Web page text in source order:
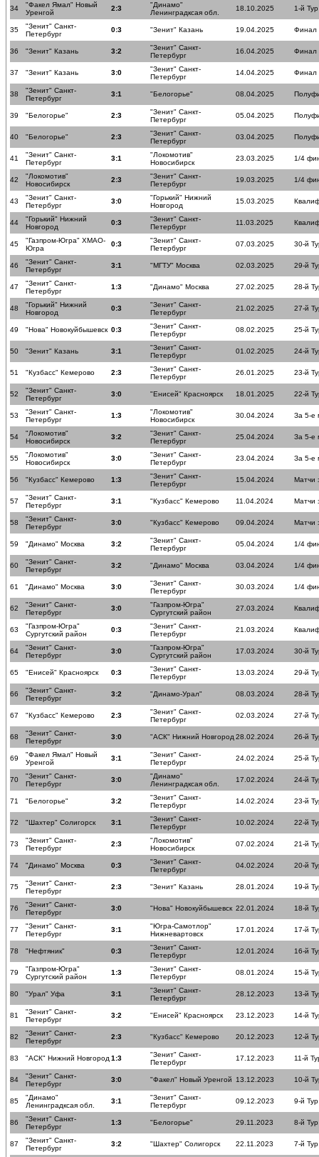
34
"Факел Ямал" Новый
Уренгой
2:3
"Динамо"
Ленинградксая обл.
18.10.2025 1-й Тур
35
"Зенит" Санкт-
Петербург
0:3 "Зенит" Казань 19.04.2025 Финал
36 "Зенит" Казань 3:2
"Зенит" Санкт-
Петербург
16.04.2025 Финал
37 "Зенит" Казань 3:0
"Зенит" Санкт-
Петербург
14.04.2025 Финал
38
"Зенит" Санкт-
Петербург
3:1 "Белогорье" 08.04.2025
39 "Белогорье" 2:3
"Зенит" Санкт-
Петербург
05.04.2025
40 "Белогорье" 2:3
"Зенит" Санкт-
Петербург
03.04.2025
41
"Зенит" Санкт-
Петербург
3:1
"Локомотив"
Новосибирск
23.03.2025 1/4
42
"Локомотив"
Новосибирск
2:3
"Зенит" Санкт-
Петербург
19.03.2025 1/4
43
"Зенит" Санкт-
Петербург
3:0
"Горький" Нижний
Новгород
15.03.2025
44
"Горький" Нижний
Новгород
0:3
"Зенит" Санкт-
Петербург
11.03.2025
45
"Газпром-Югра" ХМАО-
Югра
0:3
"Зенит" Санкт-
Петербург
07.03.2025 30-й
46
"Зенит" Санкт-
Петербург
3:1 "МГТУ" Москва 02.03.2025 29-й
47
"Зенит" Санкт-
Петербург
1:3 "Динамо" Москва 27.02.2025 28-й
48
"Горький" Нижний
Новгород
0:3
"Зенит" Санкт-
Петербург
21.02.2025 27-й
49 "Нова" Новокуйбышевск 0:3
"Зенит" Санкт-
Петербург
08.02.2025 25-й
50 "Зенит" Казань 3:1
"Зенит" Санкт-
Петербург
01.02.2025 24-й
51 "Кузбасс" Кемерово 2:3
"Зенит" Санкт-
Петербург
26.01.2025 23-й
52
"Зенит" Санкт-
Петербург
3:0 "Енисей" Красноярск 18.01.2025 22-й
53
"Зенит" Санкт-
Петербург
1:3
"Локомотив"
Новосибирск
30.04.2024 За 5-е
54
"Локомотив"
Новосибирск
3:2
"Зенит" Санкт-
Петербург
25.04.2024 За 5-е
55
"Локомотив"
Новосибирск
3:0
"Зенит" Санкт-
Петербург
23.04.2024 За 5-е
56 "Кузбасс" Кемерово 1:3
"Зенит" Санкт-
Петербург
15.04.2024 Матчи
57
"Зенит" Санкт-
Петербург
3:1 "Кузбасс" Кемерово 11.04.2024 Матчи
58
"Зенит" Санкт-
Петербург
3:0 "Кузбасс" Кемерово 09.04.2024 Матчи
59 "Динамо" Москва 3:2
"Зенит" Санкт-
Петербург
05.04.2024 1/4
60
"Зенит" Санкт-
Петербург
3:2 "Динамо" Москва 03.04.2024 1/4
61 "Динамо" Москва 3:0
"Зенит" Санкт-
Петербург
30.03.2024 1/4
62
"Зенит" Санкт-
Петербург
3:0
"Газпром-Югра"
Сургутский район
27.03.2024
63
"Газпром-Югра"
Сургутский район
0:3
"Зенит" Санкт-
Петербург
21.03.2024
64
"Зенит" Санкт-
Петербург
3:0
"Газпром-Югра"
Сургутский район
17.03.2024 30-й
65 "Енисей" Красноярск 0:3
"Зенит" Санкт-
Петербург
13.03.2024 29-й
66
"Зенит" Санкт-
Петербург
3:2 "Динамо-Урал" 08.03.2024 28-й
67 "Кузбасс" Кемерово 2:3
"Зенит" Санкт-
Петербург
02.03.2024 27-й
68
"Зенит" Санкт-
Петербург
3:0 "АСК" Нижний Новгород 28.02.2024 26-й
69
"Факел Ямал" Новый
Уренгой
3:1
"Зенит" Санкт-
Петербург
24.02.2024 25-й
70
"Зенит" Санкт-
Петербург
3:0
"Динамо"
Ленинградксая обл.
17.02.2024 24-й
71 "Белогорье" 3:2
"Зенит" Санкт-
Петербург
14.02.2024 23-й
72 "Шахтер" Солигорск 3:1
"Зенит" Санкт-
Петербург
10.02.2024 22-й
73
"Зенит" Санкт-
Петербург
2:3
"Локомотив"
Новосибирск
07.02.2024 21-й
74 "Динамо" Москва 0:3
"Зенит" Санкт-
Петербург
04.02.2024 20-й
75
"Зенит" Санкт-
Петербург
2:3 "Зенит" Казань 28.01.2024 19-й
76
"Зенит" Санкт-
Петербург
3:0 "Нова" Новокуйбышевск 22.01.2024 18-й
77
"Зенит" Санкт-
Петербург
3:1
"Югра-Самотлор"
Нижневартовск
17.01.2024 17-й
78 "Нефтяник" 0:3
"Зенит" Санкт-
Петербург
12.01.2024 16-й
79
"Газпром-Югра"
Сургутский район
1:3
"Зенит" Санкт-
Петербург
08.01.2024 15-й
80 "Урал" Уфа 3:1
"Зенит" Санкт-
Петербург
28.12.2023 13-й
81
"Зенит" Санкт-
Петербург
3:2 "Енисей" Красноярск 23.12.2023 14-й
82
"Зенит" Санкт-
Петербург
2:3 "Кузбасс" Кемерово 20.12.2023 12-й
83 "АСК" Нижний Новгород 1:3
"Зенит" Санкт-
Петербург
17.12.2023 11-й
84
"Зенит" Санкт-
Петербург
3:0 "Факел" Новый Уренгой 13.12.2023 10-й
85
"Динамо"
Ленинградксая обл.
3:1
"Зенит" Санкт-
Петербург
09.12.2023 9-й Тур
86
"Зенит" Санкт-
Петербург
1:3 "Белогорье" 29.11.2023 8-й Тур
87
"Зенит" Санкт-
Петербург
3:2 "Шахтер" Солигорск 22.11.2023 7-й Тур